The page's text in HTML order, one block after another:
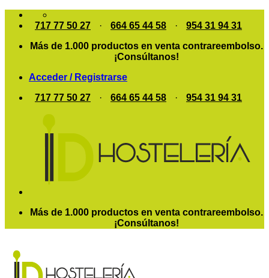
Saltar
717 77 50 27 · 664 65 44 58 ·
954 31 94 31
Más de 1.000 productos en venta contrareembolso.
¡Consúltanos!
Acceder / Registrarse
717 77 50 27
· 664 65 44 58 · 954 31 94 31
Más de 1.000 productos en venta contrareembolso.
¡Consúltanos!